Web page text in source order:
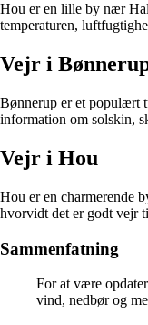
Hou er en lille by nær
temperaturen,
Vejr i
Bønnerup er et populært
information om solskin,
Vejr i Hou
Hou er en charmerende
hvorvidt det er godt vejr
Sammenfatning
For at være
vind, nedbør og